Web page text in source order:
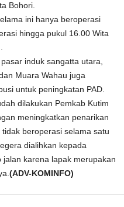
Bohori.
ini hanya beroperasi
hingga pukul 16.00 Wita
induk sangatta utara,
Muara Wahau juga
untuk peningkatan PAD.
dilakukan Pemkab Kutim
meningkatkan penarikan
beroperasi selama satu
dialihkan kepada
karena lapak merupakan
(ADV-KOMINFO)